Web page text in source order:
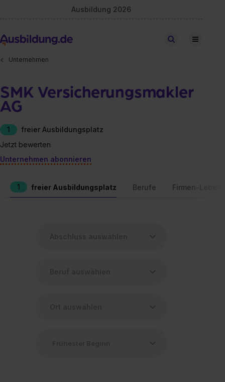
Ausbildung 2026
Stellen finden
Unternehmen
SMK Versicherungsmakler
AG
1
freier Ausbildungsplatz
Jetzt bewerten
Unternehmen abonnieren
1 freier Ausbildungsplatz Berufe Firmen-